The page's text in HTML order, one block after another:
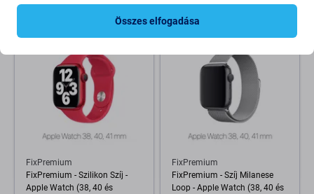
FixPremium
FixPremium - Szilikon Szíj -
Apple Watch (38, 40 és
FixPremium
FixPremium - Szíj Milanese
Loop - Apple Watch (38, 40 és
Összes elfogadása